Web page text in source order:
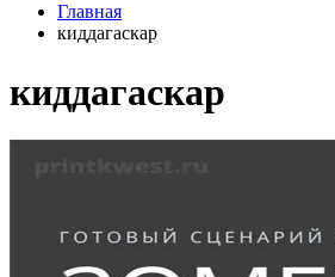
Главная
киддагаскар
киддагаскар